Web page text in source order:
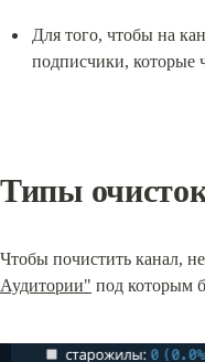
Для того, чтобы на
подписчики, которые
Типы
Чтобы почистить канал,
Аудитории" под которым